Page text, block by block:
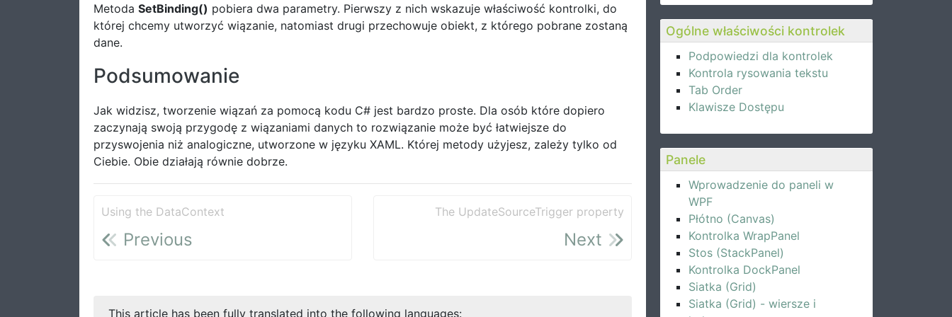
Ogólne właściwości kontrolek
Podpowiedzi dla kontrolek
Kontrola rysowania tekstu
Tab Order
Klawisze Dostępu
Panele
Wprowadzenie do paneli w
WPF
Płótno (Canvas)
Kontrolka WrapPanel
Stos (StackPanel)
Kontrolka DockPanel
Siatka (Grid)
Siatka (Grid) - wiersze i
Metoda SetBinding() pobiera dwa parametry. Pierwszy z nich wskazuje właściwość kontrolki, do
której chcemy utworzyć wiązanie, natomiast drugi przechowuje obiekt, z którego pobrane zostaną
dane.
Podsumowanie
Jak widzisz, tworzenie wiązań za pomocą kodu C# jest bardzo proste. Dla osób które dopiero
zaczynają swoją przygodę z wiązaniami danych to rozwiązanie może być łatwiejsze do
przyswojenia niż analogiczne, utworzone w języku XAML. Której metody użyjesz, zależy tylko od
Ciebie. Obie działają równie dobrze.
Using the DataContext
Previous
The UpdateSourceTrigger property
Next
This article has been fully translated into the following languages: